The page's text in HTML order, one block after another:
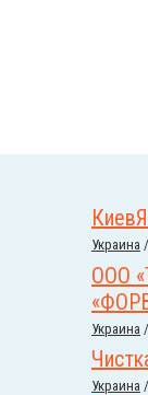
Украина /
ООО
Украина /
Украина /